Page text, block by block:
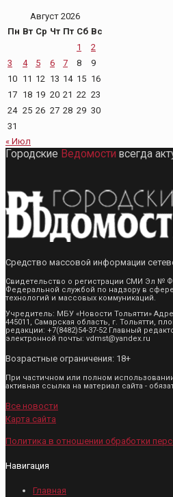
Август 2026
Пн Вт Ср Чт Пт Сб Вс
1
2
3
4 5 6 7 8
9
10 11 12 13 14 15 16
17 18 19 20 21 22 23
24 25 26 27 28 29 30
31
« Июл
Городские Ведомости всегда
Средство массовой информации
Свидетельство о регистрации СМИ Эл №
Федеральной службой по надзору в
технологий и массовых коммуникаций.
Учредитель: МБУ «Новости Тольятти»
445011, Самарская область, г. Тольятти,
редакции: +7(8482)54-37-52 Главный
электронной почты: vdmst@yandex.ru
Возрастные ограничения: 18+
При частичном или полном
активная ссылка на материал сайта -
Все новости
Карта сайта
Политика в отношении обработки
Навигация
Главная